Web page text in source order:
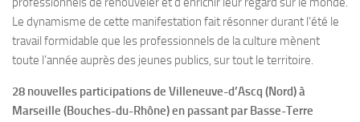
Le dynamisme de cette manifestation fait résonner durant l’été le
travail formidable que les professionnels de la culture mènent
toute l’année auprès des jeunes publics, sur tout le territoire.
28 nouvelles participations de Villeneuve-d’Ascq (Nord) à
Marseille (Bouches-du-Rhône) en passant par Basse-Terre